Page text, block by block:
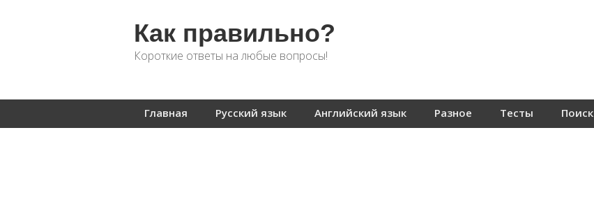
Как правильно?
Короткие ответы на любые вопросы!
Главная Русский язык Английский язык Разное Тесты Поиск